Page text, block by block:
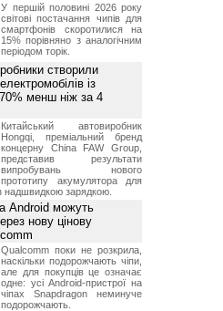
У першій половині 2026 року
світові постачання чипів для
смартфонів скоротилися на
15% порівняно з аналогічним
періодом торік.
створили
із
менш ніж за 4
Китайський автовиробник
Hongqi, преміальний бренд
концерну China FAW Group,
представив результати
випробувань нового
прототипу акумулятора для
надшвидкою зарядкою.
Android можуть
нову цінову
Qualcomm поки не розкрила,
наскільки подорожчають чіпи,
але для покупців це означає
одне: усі Android-пристрої на
чіпах Snapdragon неминуче
подорожчають.